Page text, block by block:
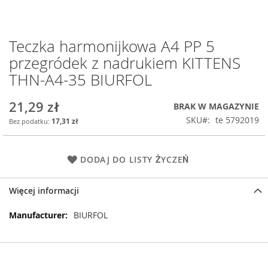
Przejdź
na
początek
galerii
Teczka harmonijkowa A4 PP 5
przegródek z nadrukiem KITTENS
THN-A4-35 BIURFOL
21,29 zł
17,31 zł
BRAK W MAGAZYNIE
SKU
te 5792019
DODAJ DO LISTY ŻYCZEŃ
Więcej informacji
Więcej
BIURFOL